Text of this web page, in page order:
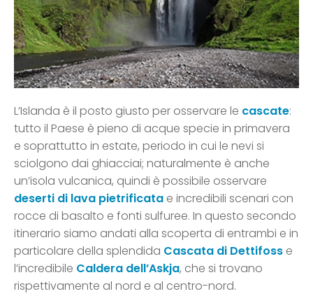
L’Islanda è il posto giusto per osservare le cascate:
tutto il Paese è pieno di acque specie in primavera
e soprattutto in estate, periodo in cui le nevi si
sciolgono dai ghiacciai; naturalmente è anche
un’isola vulcanica, quindi è possibile osservare
deserti di lava pietrificata e incredibili scenari con
rocce di basalto e fonti sulfuree. In questo secondo
itinerario siamo andati alla scoperta di entrambi e in
particolare della splendida Cascata di Dettifoss e
l’incredibile Caldera dell’Askja, che si trovano
rispettivamente al nord e al centro-nord.